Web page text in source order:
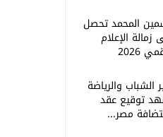
المحمد تحصل
زمالة الإعلام
2026
الشباب والرياضة
توقيع عقد
مصر...